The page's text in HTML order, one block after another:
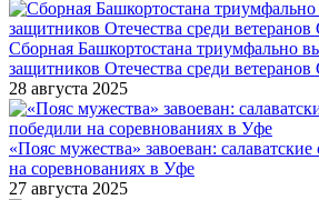
Сборная Башкортостана триумфально
защитников Отечества среди
28 августа 2025
«Пояс мужества» завоеван:
на соревнованиях в Уфе
27 августа 2025